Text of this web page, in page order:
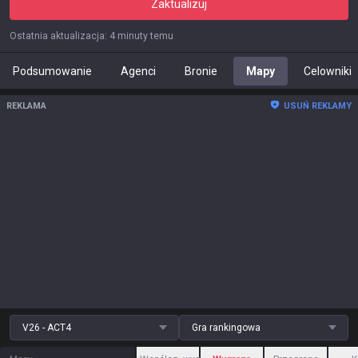
Zaktualizuj
Ostatnia aktualizacja: 4 minuty temu
Podsumowanie Agenci Bronie Mapy Celowniki
REKLAMA USUŃ REKLAMY
V26 - ACT4 Gra rankingowa